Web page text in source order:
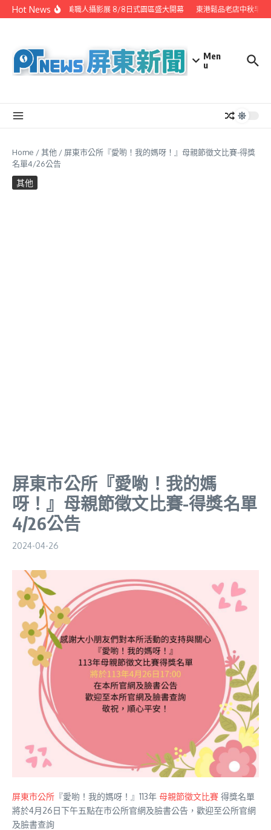
Skip to content
Hot News潮州之美職人攝影展 8/8日式園區盛大開幕 東港鬆品老店中秋早鳥
Men
u
Home /其他 / 屏東市公所『愛喲！我的媽呀！』母親節徵文比賽-得獎
名單4/26公告
其他
屏東市公所『愛喲！我的媽
呀！』母親節徵文比賽-得獎名單
4/26公告
2024-04-26
屏東市公所 『愛喲！我的媽呀！』113年 母親節徵文比賽 得獎名單
將於4月26日下午五點在市公所官網及臉書公告，歡迎至公所官網
及臉書查詢